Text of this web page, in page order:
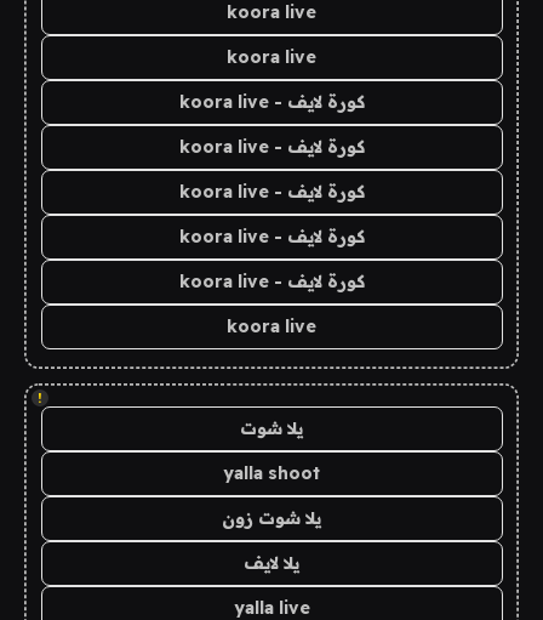
koora live
koora live
كورة لايف - koora live
كورة لايف - koora live
كورة لايف - koora live
كورة لايف - koora live
كورة لايف - koora live
koora live
!
يلا شوت
yalla shoot
يلا شوت زون
يلا لايف
yalla live